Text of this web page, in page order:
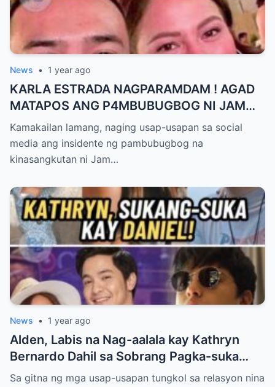
News • 1 year ago
KARLA ESTRADA NAGPARAMDAM ! AGAD
MATAPOS ANG P4MBUBUGBOG NI JAM
IGNACIO KAY JELLIE AW
Kamakailan lamang, naging usap-usapan sa social
media ang insidente ng pambubugbog na
kinasangkutan ni Jam…
News • 1 year ago
Alden, Labis na Nag-aalala kay Kathryn
Bernardo Dahil sa Sobrang Pagka-suka
Nito kay Daniel
Sa gitna ng mga usap-usapan tungkol sa relasyon nina